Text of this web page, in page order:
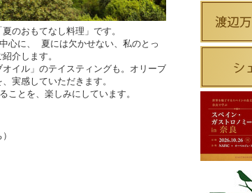
のおもてなし料理」です。
心に、 夏には欠かせない、私のとっ
介します。
イル」のテイスティングも。オリーブ
実感していただきます。
ことを、楽しみにしています。